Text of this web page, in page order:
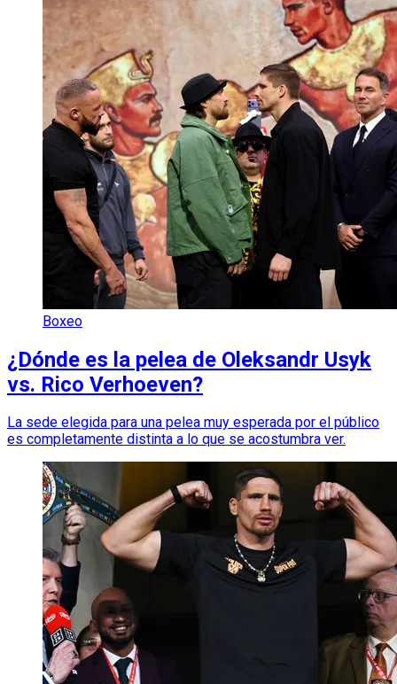
Boxeo
¿Dónde es la pelea de Oleksandr Usyk
vs. Rico Verhoeven?
La sede elegida para una pelea muy esperada por el público
es completamente distinta a lo que se acostumbra ver.